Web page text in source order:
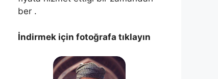
ber .
İndirmek için fotoğrafa tıklayın